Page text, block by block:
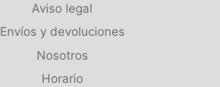
Aviso legal
Envíos y devoluciones
Nosotros
Horario